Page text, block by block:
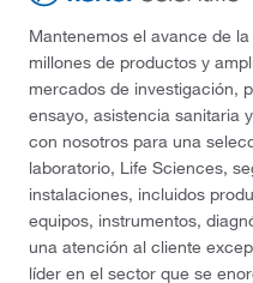
Mantenemos el avance de
millones de productos y
mercados de investigación,
ensayo, asistencia sanitaria
con nosotros para una
laboratorio, Life Sciences,
instalaciones, incluidos
equipos, instrumentos,
una atención al cliente
líder en el sector que se